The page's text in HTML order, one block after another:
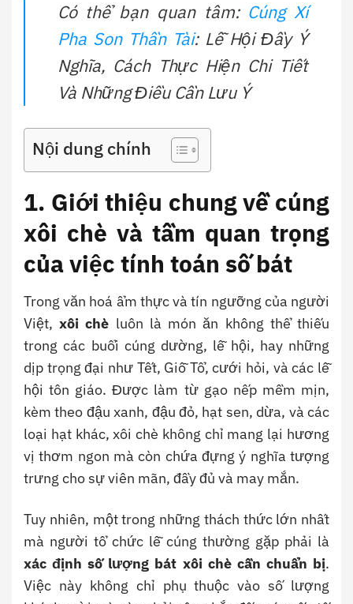
Có thể bạn quan tâm: Cúng Xí
Pha Son Thần Tài: Lễ Hội Đầy Ý
Nghĩa, Cách Thực Hiện Chi Tiết
Và Những Điều Cần Lưu Ý
Nội dung chính
1. Giới thiệu chung về cúng
xôi chè và tầm quan trọng
của việc tính toán số bát
Trong văn hoá ẩm thực và tín ngưỡng của người
Việt,xôi chè luôn là món ăn không thể thiếu
trong các buổi cúng dường, lễ hội, hay những
dịp trọng đại như Tết, Giỗ Tổ, cưới hỏi, và các lễ
hội tôn giáo. Được làm từ gạo nếp mềm mịn,
kèm theo đậu xanh, đậu đỏ, hạt sen, dừa, và các
loại hạt khác, xôi chè không chỉ mang lại hương
vị thơm ngon mà còn chứa đựng ý nghĩa tượng
trưng cho sự viên mãn, đầy đủ và may mắn.
Tuy nhiên, một trong những thách thức lớn nhất
mà người tổ chức lễ cúng thường gặp phải là
xác định số lượng bát xôi chè cần chuẩn bị.
Việc này không chỉ phụ thuộc vào số lượng